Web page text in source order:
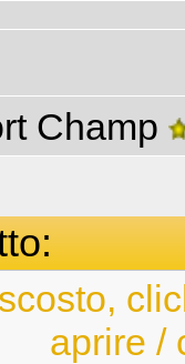
Champ
aprire /